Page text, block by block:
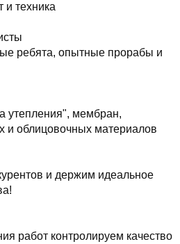
и техника
ребята, опытные прорабы и
утепления", мембран,
и облицовочных материалов
и держим идеальное
работ контролируем качество